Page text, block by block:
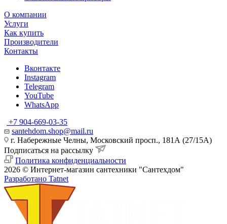
О компании
Услуги
Как купить
Производители
Контакты
Вконтакте
Instagram
Telegram
YouTube
WhatsApp
+7 904-669-03-35
santehdom.shop@mail.ru
г. Набережные Челны, Московский просп., 181А (27/15А)
Подписаться на рассылку
Политика конфиденциальности
2026 © Интернет-магазин сантехники "Сантехдом"
Разработано Tatnet